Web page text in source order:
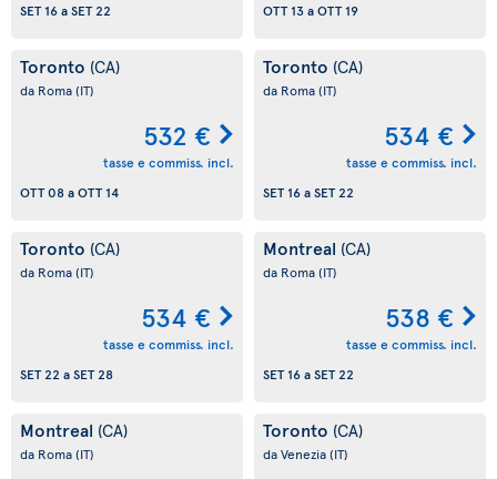
SET 16aSET 22
OTT 13aOTT 19
Toronto (CA)
da Roma(IT)
532 €
tasse e commiss. incl.
OTT 08aOTT 14
Toronto (CA)
da Roma(IT)
534 €
tasse e commiss. incl.
SET 16aSET 22
Toronto (CA)
da Roma(IT)
534 €
tasse e commiss. incl.
SET 22 aSET 28
Montreal (CA)
da Roma(IT)
538 €
tasse e commiss. incl.
SET 16aSET 22
Montreal (CA)
da Roma(IT)
Toronto (CA)
da Venezia(IT)